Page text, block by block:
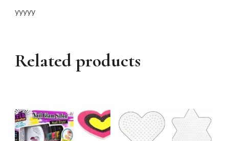
yyyyy
Related products